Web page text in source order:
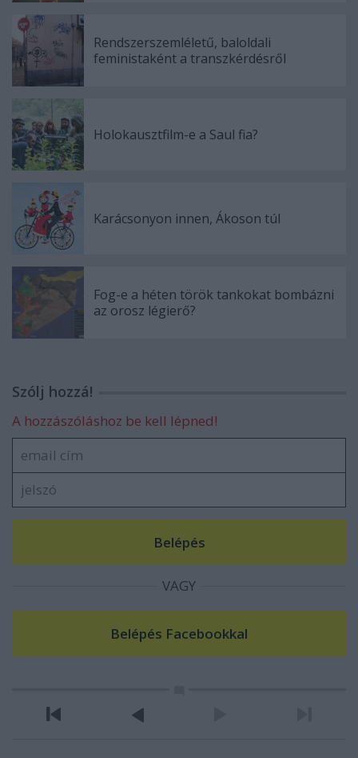
Rendszerszemléletű, baloldali
feministaként a transzkérdésről
Holokausztfilm-e a Saul fia?
Karácsonyon innen, Ákoson túl
Fog-e a héten török tankokat bombázni
az orosz légierő?
Szólj hozzá!
A hozzászóláshoz be kell lépned!
VAGY